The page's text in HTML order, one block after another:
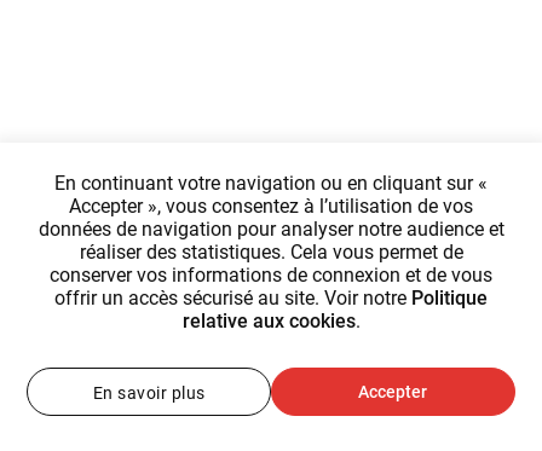
En continuant votre navigation ou en cliquant sur «
Accepter », vous consentez à l’utilisation de vos
données de navigation pour analyser notre audience et
réaliser des statistiques. Cela vous permet de
conserver vos informations de connexion et de vous
offrir un accès sécurisé au site. Voir notre Politique
relative aux cookies.
Accepter
En savoir plus